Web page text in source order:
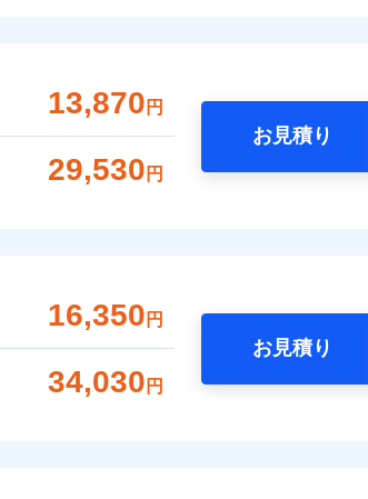
13,870 円
29,530 円
お見積り
16,350 円
34,030 円
お見積り